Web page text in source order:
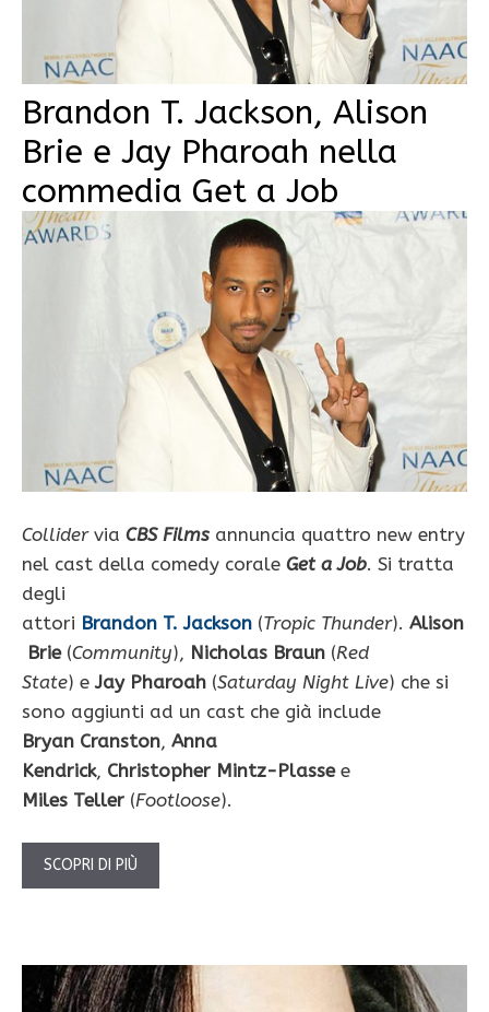
Brandon T. Jackson, Alison
Brie e Jay Pharoah nella
commedia Get a Job
Collidervia CBS Films annuncia quattro new entry
nel cast della comedy corale Get a Job. Si tratta
degli
attori Brandon T. Jackson (Tropic Thunder). Alison
Brie(Community), Nicholas Braun (Red
State) e Jay Pharoah (Saturday Night Live) che si
sono aggiunti ad un cast che già include
Bryan Cranston, Anna
Kendrick, Christopher Mintz-Plassee
Miles Teller (Footloose).
SCOPRI DI PIÙ